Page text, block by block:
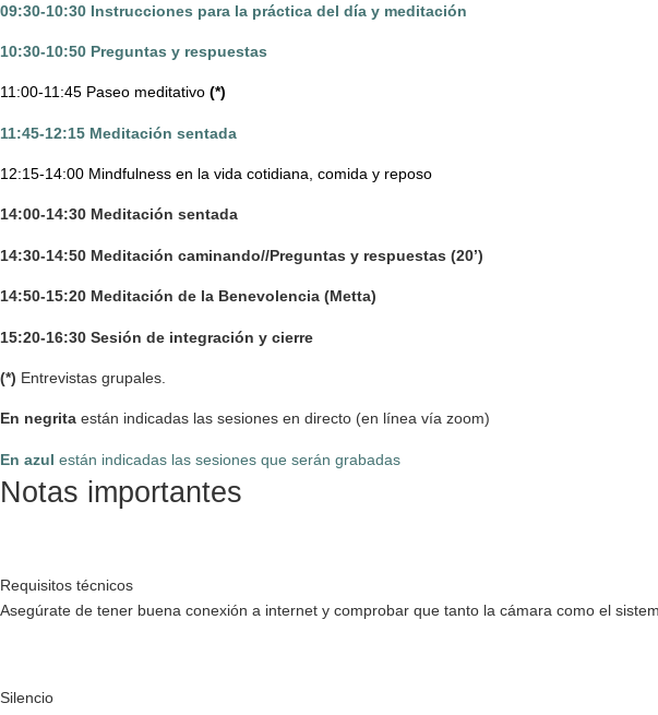
09:30-10:30 Instrucciones para la práctica del día y meditación
10:30-10:50 Preguntas y respuestas
11:00-11:45 Paseo meditativo (*)
11:45-12:15 Meditación sentada
12:15-14:00 Mindfulness en la vida cotidiana, comida y reposo
14:00-14:30 Meditación sentada
14:30-14:50 Meditación caminando//Preguntas y respuestas (20’)
14:50-15:20 Meditación de la Benevolencia (Metta)
15:20-16:30 Sesión de integración y cierre
(*) Entrevistas grupales.
En negrita están indicadas las sesiones en directo (en línea vía zoom)
En azul están indicadas las sesiones que serán grabadas
Notas importantes
Requisitos técnicos
Asegúrate de tener buena conexión a internet y comprobar que tanto la cámara como el
Silencio